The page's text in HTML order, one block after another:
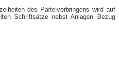
des Parteivorbringens wird auf
Schriftsätze nebst Anlagen Bezug